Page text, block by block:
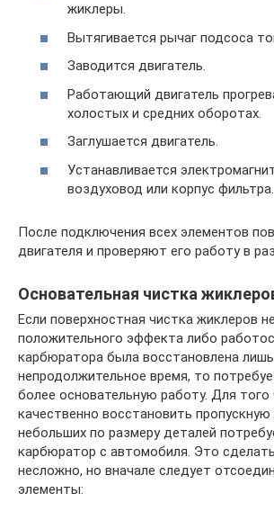
жиклеры.
Вытягивается рычаг подсоса
Заводится двигатель.
Работающий двигатель
холостых и средних оборотах.
Заглушается двигатель.
Устанавливается
воздуховод или корпус фильтра.
После подключения всех элементов
двигателя и проверяют его работу в
Основательная чистка
Если поверхностная чистка жиклеров
положительного эффекта либо
карбюратора была восстановлена
непродолжительное время, то
более основательную работу. Для
качественно восстановить
небольших по размеру деталей
карбюратор с автомобиля. Это
несложно, но вначале следует
элементы: